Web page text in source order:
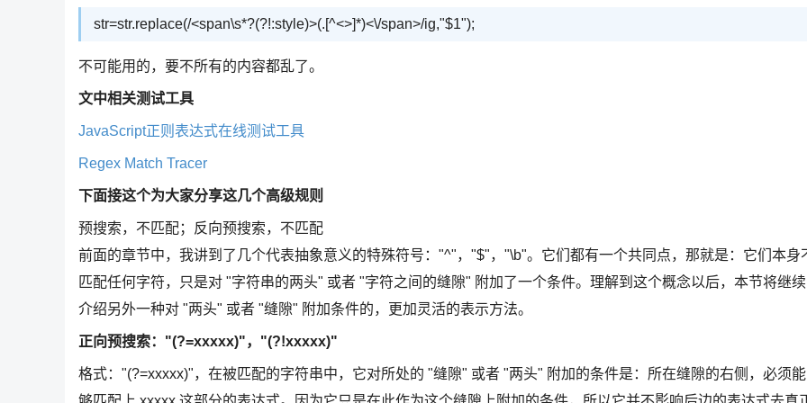
str=str.replace(/<span\s*?(?!:style)>(.[^<>]*)<\/span>/ig,"$1");
不可能用的，要不所有的内容都乱了。
文中相关测试工具
JavaScript正则表达式在线测试工具
Regex Match Tracer
下面接这个为大家分享这几个高级规则
预搜索，不匹配；反向预搜索，不匹配
前面的章节中，我讲到了几个代表抽象意义的特殊符号："^"，"$"，"\b"。它们都有一个共同点，那就是：它们本身
匹配任何字符，只是对 "字符串的两头" 或者 "字符之间的缝隙" 附加了一个条件。理解到这个概念以后，本节将继续
介绍另外一种对 "两头" 或者 "缝隙" 附加条件的，更加灵活的表示方法。
正向预搜索："(?=xxxxx)"，"(?!xxxxx)"
格式："(?=xxxxx)"，在被匹配的字符串中，它对所处的 "缝隙" 或者 "两头" 附加的条件是：所在缝隙的右侧，必须能